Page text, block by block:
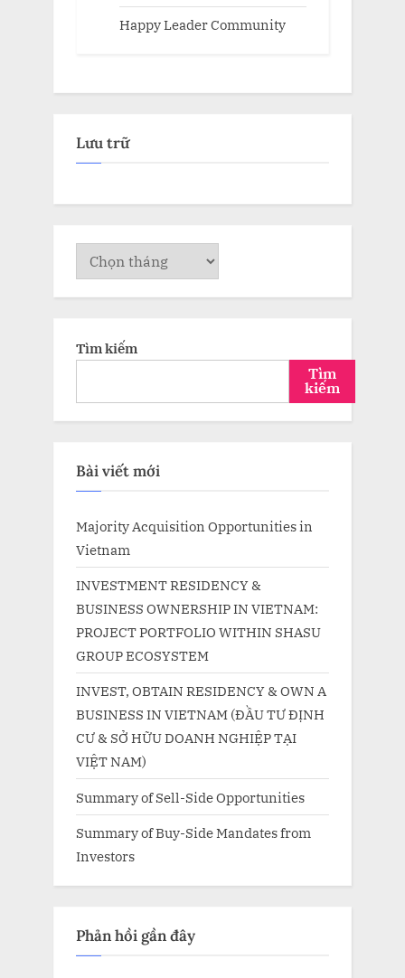
Happy Leader Community
Lưu trữ
Lưu
trữ
Tìm kiếm
Tìm
kiếm
Bài viết mới
Majority Acquisition Opportunities in
Vietnam
INVESTMENT RESIDENCY &
BUSINESS OWNERSHIP IN VIETNAM:
PROJECT PORTFOLIO WITHIN SHASU
GROUP ECOSYSTEM
INVEST, OBTAIN RESIDENCY & OWN A
BUSINESS IN VIETNAM (ĐẦU TƯ ĐỊNH
CƯ & SỞ HỮU DOANH NGHIỆP TẠI
VIỆT NAM)
Summary of Sell-Side Opportunities
Summary of Buy-Side Mandates from
Investors
Phản hồi gần đây